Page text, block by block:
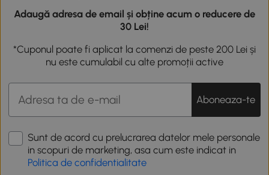
Adaugă adresa de email și obține acum o reducere de
30 Lei!
*Cuponul poate fi aplicat la comenzi de peste 200 Lei și
nu este cumulabil cu alte promoții active
Aboneaza-te
Sunt de acord cu prelucrarea datelor mele personale
in scopuri de marketing, asa cum este indicat in
Politica de confidentialitate